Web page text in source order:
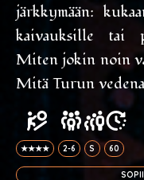
järkkymään:
kaivauksille tai
Miten jokin noin
Mitä Turun
★★★★ 2-6 S 60